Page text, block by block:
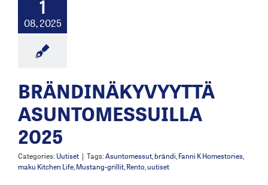
1
08, 2025
BRÄNDINÄKYVYYTTÄ
ASUNTOMESSUILLA
2025
Categories: Uutiset | Tags:Asuntomessut,brändi,Fanni K Homestories,
maku Kitchen Life,Mustang-grillit,Rento,uutiset